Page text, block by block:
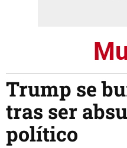
Trump se
tras ser
político